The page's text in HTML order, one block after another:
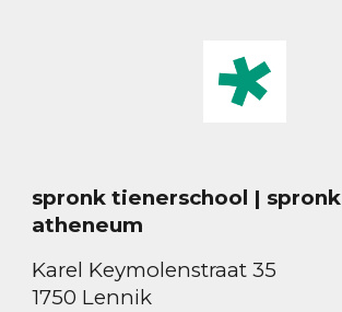
spronk tienerschool | spronk
atheneum
Karel Keymolenstraat 35
1750 Lennik